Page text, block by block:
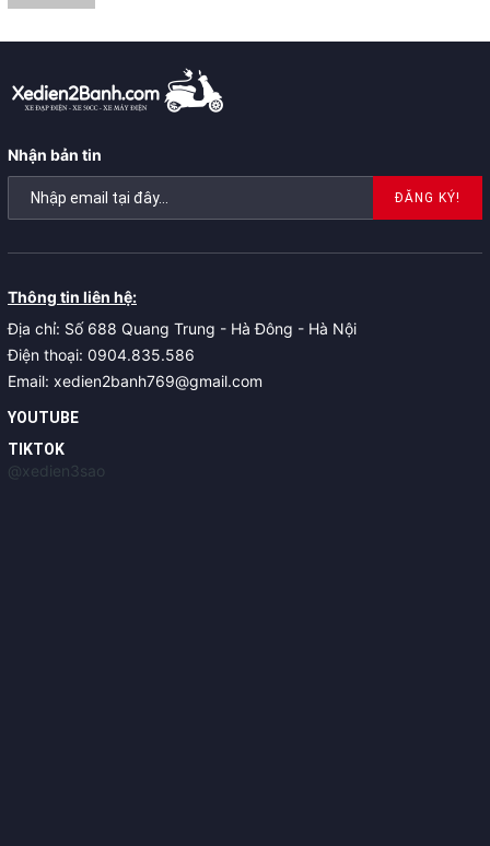
Nhận bản tin
ĐĂNG KÝ!
Thông tin liên hệ:
Địa chỉ: Số 688 Quang Trung - Hà Đông - Hà Nội
Điện thoại: 0904.835.586
Email: xedien2banh769@gmail.com
YOUTUBE
TIKTOK
@xedien3sao